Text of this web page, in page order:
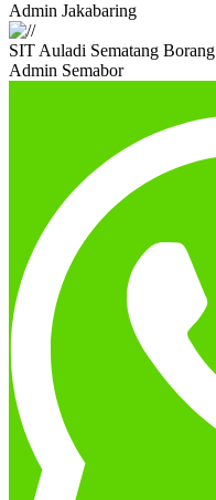
Admin Jakabaring
SIT Auladi Sematang Borang
Admin Semabor